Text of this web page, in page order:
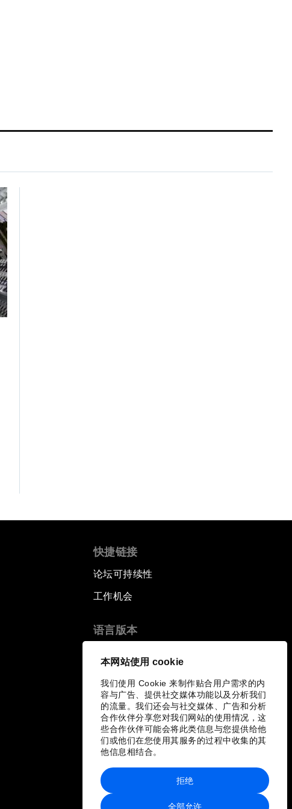
本网站使用 cookie
我们使用 Cookie 来制作贴合用户需求的内
容与广告、提供社交媒体功能以及分析我们
的流量。我们还会与社交媒体、广告和分析
合作伙伴分享您对我们网站的使用情况，这
些合作伙伴可能会将此类信息与您提供给他
们或他们在您使用其服务的过程中收集的其
他信息相结合。
全部允许
拒绝
快捷链接
论坛可持续性
工作机会
语言版本